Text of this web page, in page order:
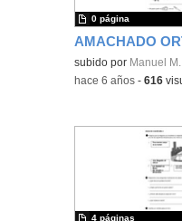
AMACHADO
subido por Manuel M.
0 página
-hace 6 años -616
4 páginas